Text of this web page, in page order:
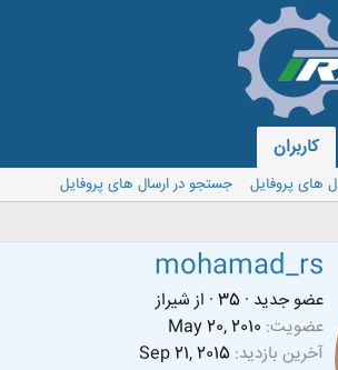
کاربران
های پروفایل
جستجو در ارسال های پروفایل
mohamad_rs
عضو جدید ·
· از شیراز
عضویت May 20, 2010
آخرین بازدید Sep 21, 2015